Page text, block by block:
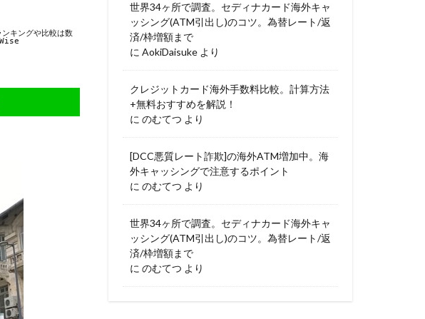
キングや比較は数
世界34ヶ所で調査。セディナカード海外キャ
ッシング(ATM引出し)のコツ。為替レート/返
済/枠増額まで
に AokiDaisuke より
クレジットカード海外手数料比較。計算方法
+無料おすすめを解説！
に のむてつ より
[DCC悪質レート詐欺]の海外ATM増加中。海
外キャッシングで注意するポイント
に のむてつ より
世界34ヶ所で調査。セディナカード海外キャ
ッシング(ATM引出し)のコツ。為替レート/返
済/枠増額まで
に のむてつ より